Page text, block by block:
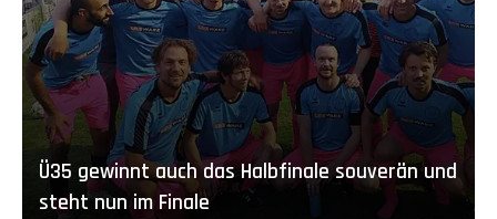
Ü35 gewinnt auch das Halbfinale souverän und
steht nun im Finale